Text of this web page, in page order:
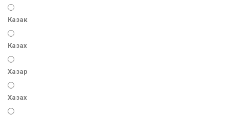
Казак
Казах
Хазар
Хазах